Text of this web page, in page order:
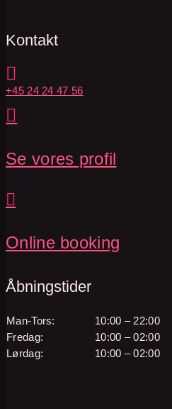
Kontakt

+45 24 24 47 56

Se vores profil

Online booking
Åbningstider
Man-Tors:
10:00 – 22:00
Fredag:
10:00 – 02:00
Lørdag:
10:00 – 02:00